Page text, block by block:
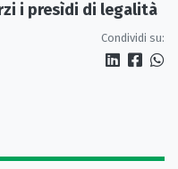
i presìdi di legalità
Condividi su: